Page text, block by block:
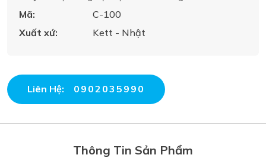
Mã:
C-100
Xuất xứ:
Kett - Nhật
Liên Hệ: 0902035990
Thông Tin Sản Phẩm